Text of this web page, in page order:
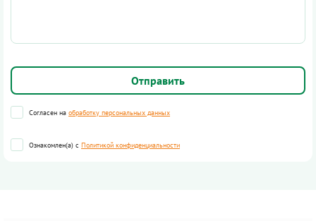
Согласен на обработку персональных данных
Ознакомлен(а) с Политикой конфиденциальности